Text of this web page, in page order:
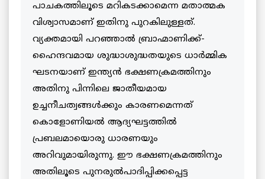
പാചകത്തിലൂടെ മറികടക്കാമെന്ന മതാത്മക
വിശ്വാസമാണ് ഇതിനു പുറകിലുള്ളത്.
വ്യക്തമായി പറഞ്ഞാല്‍ ബ്രാഹ്മാണിക്ക്-
ഹൈന്ദവമായ ശുദ്ധാശുദ്ധതയുടെ ധാര്‍മ്മിക
ഘടനയാണ് ഇന്ത്യന്‍ ഭക്ഷണക്രമത്തിനും
അതിനു പിന്നിലെ ജാതീയമായ
ഉച്ചനീചത്വങ്ങള്‍ക്കും കാരണമെന്നത്
കൊളോണിയല്‍ ആദ്യഘട്ടത്തില്‍
പ്രബലമായൊരു ധാരണയും
അറിവുമായിരുന്നു. ഈ ഭക്ഷണക്രമത്തിനും
അതിലൂടെ പുനരുല്‍പാദിപ്പിക്കപ്പെട്ട